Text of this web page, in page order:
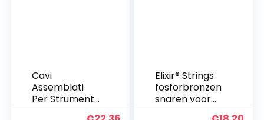
Cavi
Assemblati
Per Strumenti
Elixir® Strings
fosforbronzen
snaren voor